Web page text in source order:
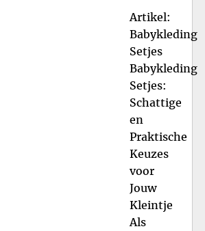
Artikel:
Babykleding
Setjes
Babykleding
Setjes:
Schattige
en
Praktische
Keuzes
voor
Jouw
Kleintje
Als